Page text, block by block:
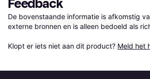
Feedback
De bovenstaande informatie is afkomstig
externe bronnen en is alleen bedoeld als
Klopt er iets niet aan dit product? Meld het